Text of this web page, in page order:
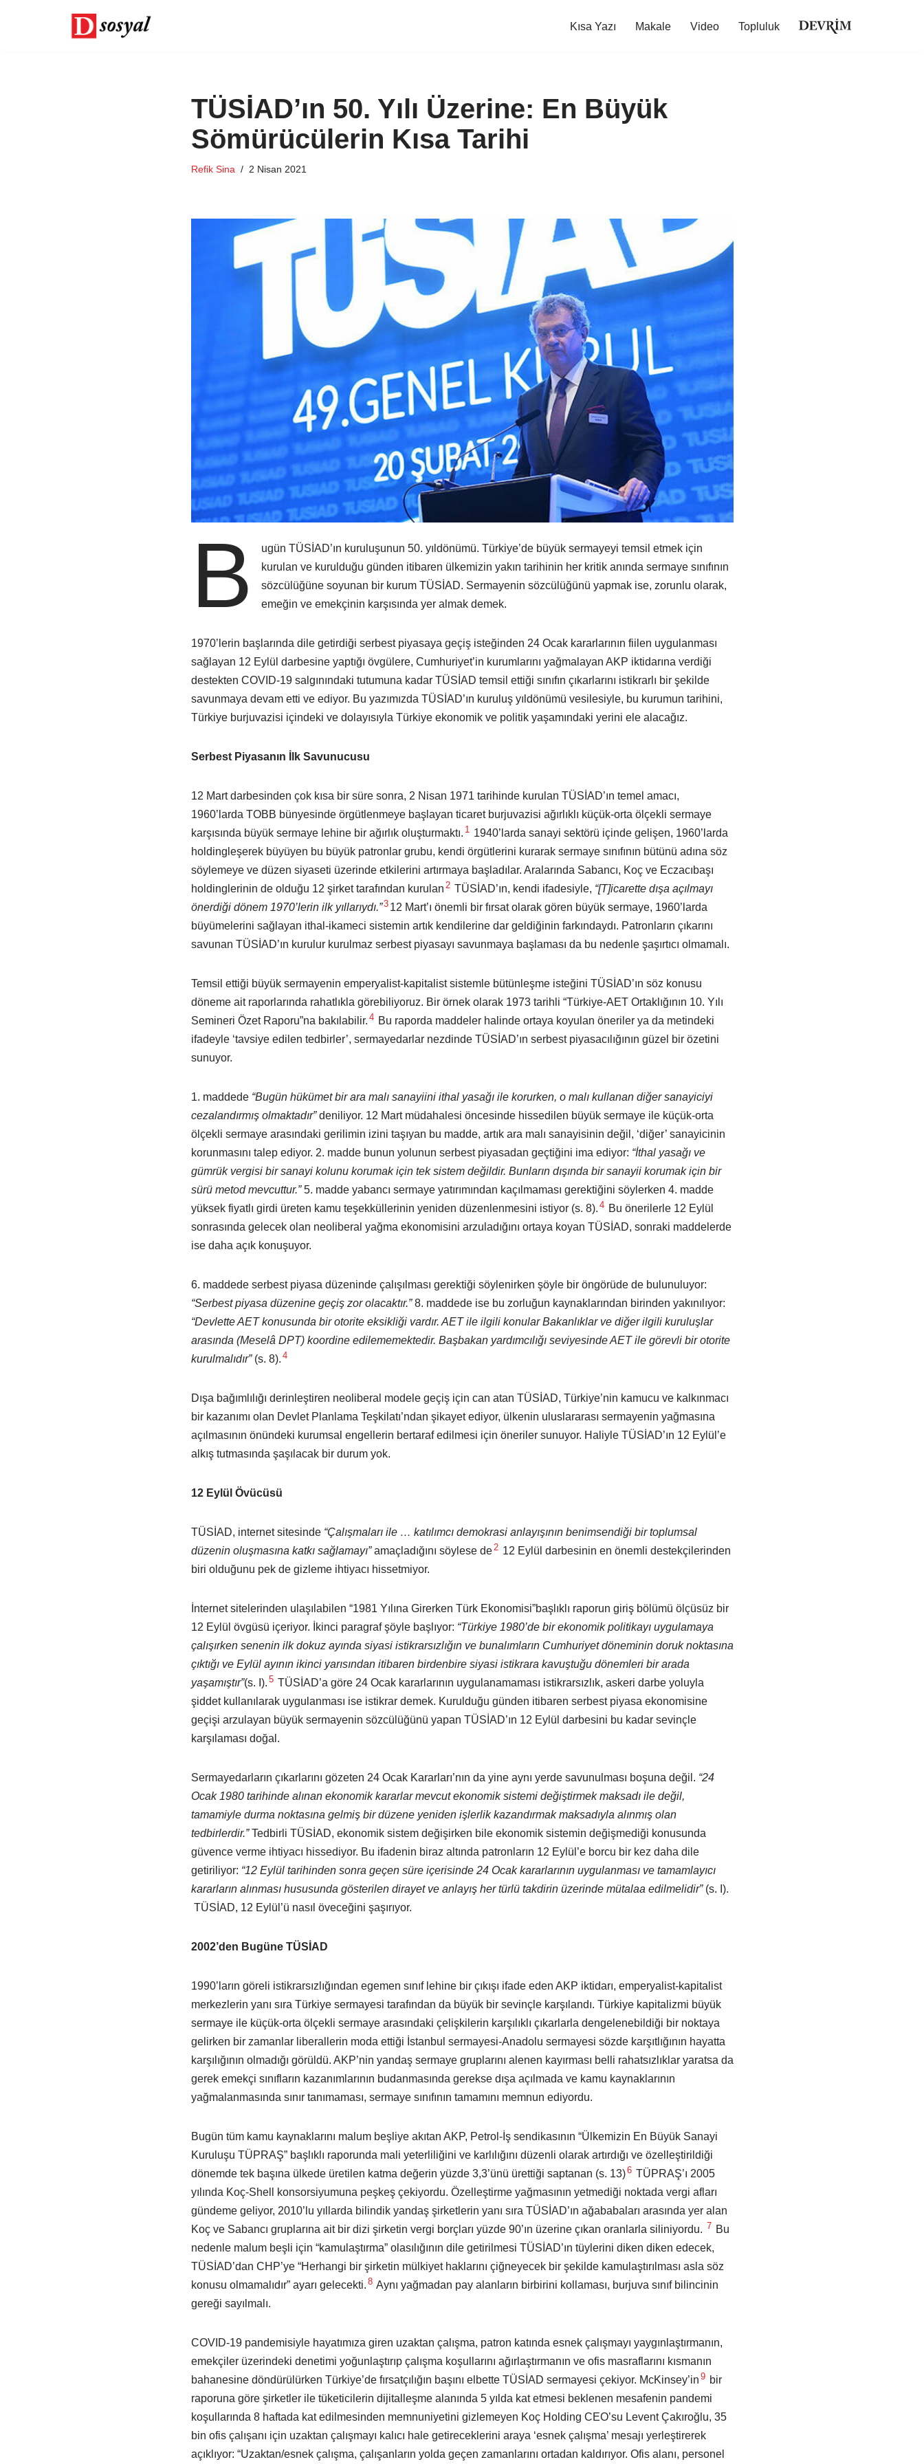
Kısa Yazı Makale Video Topluluk
TÜSİAD’ın 50. Yılı Üzerine: En Büyük
Sömürücülerin Kısa Tarihi
Refik Sina 2 Nisan 2021
B
ugün TÜSİAD’ın kuruluşunun 50. yıldönümü. Türkiye’de büyük sermayeyi temsil etmek için
kurulan ve kurulduğu günden itibaren ülkemizin yakın tarihinin her kritik anında sermaye sınıfının
sözcülüğüne soyunan bir kurum TÜSİAD. Sermayenin sözcülüğünü yapmak ise, zorunlu olarak,
emeğin ve emekçinin karşısında yer almak demek.
1970’lerin başlarında dile getirdiği serbest piyasaya geçiş isteğinden 24 Ocak kararlarının fiilen uygulanması
sağlayan 12 Eylül darbesine yaptığı övgülere, Cumhuriyet’in kurumlarını yağmalayan AKP iktidarına verdiği
destekten COVID-19 salgınındaki tutumuna kadar TÜSİAD temsil ettiği sınıfın çıkarlarını istikrarlı bir şekilde
savunmaya devam etti ve ediyor. Bu yazımızda TÜSİAD’ın kuruluş yıldönümü vesilesiyle, bu kurumun tarihini,
Türkiye burjuvazisi içindeki ve dolayısıyla Türkiye ekonomik ve politik yaşamındaki yerini ele alacağız.
Serbest Piyasanın İlk Savunucusu
12 Mart darbesinden çok kısa bir süre sonra, 2 Nisan 1971 tarihinde kurulan TÜSİAD’ın temel amacı,
1960’larda TOBB bünyesinde örgütlenmeye başlayan ticaret burjuvazisi ağırlıklı küçük-orta ölçekli sermaye
karşısında büyük sermaye lehine bir ağırlık oluşturmaktı. 1
1940’larda sanayi sektörü içinde gelişen, 1960’larda
holdingleşerek büyüyen bu büyük patronlar grubu, kendi örgütlerini kurarak sermaye sınıfının bütünü adına söz
söylemeye ve düzen siyaseti üzerinde etkilerini artırmaya başladılar. Aralarında Sabancı, Koç ve Eczacıbaşı
holdinglerinin de olduğu 12 şirket tarafından kurulan 2 TÜSİAD’ın, kendi ifadesiyle, “[T]icarette dışa açılmayı
önerdiği dönem 1970’lerin ilk yıllarıydı.”3 12 Mart’ı önemli bir fırsat olarak gören büyük sermaye, 1960’larda
büyümelerini sağlayan ithal-ikameci sistemin artık kendilerine dar geldiğinin farkındaydı. Patronların çıkarını
savunan TÜSİAD’ın kurulur kurulmaz serbest piyasayı savunmaya başlaması da bu nedenle şaşırtıcı olmamalı.
Temsil ettiği büyük sermayenin emperyalist-kapitalist sistemle bütünleşme isteğini TÜSİAD’ın söz konusu
döneme ait raporlarında rahatlıkla görebiliyoruz. Bir örnek olarak 1973 tarihli “Türkiye-AET Ortaklığının 10. Yılı
Semineri Özet Raporu”na bakılabilir. 4 Bu raporda maddeler halinde ortaya koyulan öneriler ya da metindeki
ifadeyle ‘tavsiye edilen tedbirler’, sermayedarlar nezdinde TÜSİAD’ın serbest piyasacılığının güzel bir özetini
sunuyor.
1. maddede “Bugün hükümet bir ara malı sanayiini ithal yasağı ile korurken, o malı kullanan diğer sanayiciyi
cezalandırmış olmaktadır”deniliyor. 12 Mart müdahalesi öncesinde hissedilen büyük sermaye ile küçük-orta
ölçekli sermaye arasındaki gerilimin izini taşıyan bu madde, artık ara malı sanayisinin değil, ‘diğer’ sanayicinin
korunmasını talep ediyor. 2. madde bunun yolunun serbest piyasadan geçtiğini ima ediyor: “İthal yasağı ve
gümrük vergisi bir sanayi kolunu korumak için tek sistem değildir. Bunların dışında bir sanayii korumak için bir
sürü metod mevcuttur.”5. madde yabancı sermaye yatırımından kaçılmaması gerektiğini söylerken 4. madde
yüksek fiyatlı girdi üreten kamu teşekküllerinin yeniden düzenlenmesini istiyor (s. 8). 4 Bu önerilerle 12 Eylül
sonrasında gelecek olan neoliberal yağma ekonomisini arzuladığını ortaya koyan TÜSİAD, sonraki maddelerde
ise daha açık konuşuyor.
6. maddede serbest piyasa düzeninde çalışılması gerektiği söylenirken şöyle bir öngörüde de bulunuluyor:
“Serbest piyasa düzenine geçiş zor olacaktır.”8. maddede ise bu zorluğun kaynaklarından birinden yakınılıyor:
“Devlette AET konusunda bir otorite eksikliği vardır. AET ile ilgili konular Bakanlıklar ve diğer ilgili kuruluşlar
arasında (Meselâ DPT) koordine edilememektedir. Başbakan yardımcılığı seviyesinde AET ile görevli bir otorite
kurulmalıdır”(s. 8). 4
Dışa bağımlılığı derinleştiren neoliberal modele geçiş için can atan TÜSİAD, Türkiye’nin kamucu ve kalkınmacı
bir kazanımı olan Devlet Planlama Teşkilatı’ndan şikayet ediyor, ülkenin uluslararası sermayenin yağmasına
açılmasının önündeki kurumsal engellerin bertaraf edilmesi için öneriler sunuyor. Haliyle TÜSİAD’ın 12 Eylül’e
alkış tutmasında şaşılacak bir durum yok.
12 Eylül Övücüsü
TÜSİAD, internet sitesinde “Çalışmaları ile … katılımcı demokrasi anlayışının benimsendiği bir toplumsal
düzenin oluşmasına katkı sağlamayı”amaçladığını söylese de 2 12 Eylül darbesinin en önemli destekçilerinden
biri olduğunu pek de gizleme ihtiyacı hissetmiyor.
İnternet sitelerinden ulaşılabilen “1981 Yılına Girerken Türk Ekonomisi”başlıklı raporun giriş bölümü ölçüsüz bir
12 Eylül övgüsü içeriyor. İkinci paragraf şöyle başlıyor: “Türkiye 1980’de bir ekonomik politikayı uygulamaya
çalışırken senenin ilk dokuz ayında siyasi istikrarsızlığın ve bunalımların Cumhuriyet döneminin doruk noktasına
çıktığı ve Eylül ayının ikinci yarısından itibaren birdenbire siyasi istikrara kavuştuğu dönemleri bir arada
yaşamıştır”(s. I). 5 TÜSİAD’a göre 24 Ocak kararlarının uygulanamaması istikrarsızlık, askeri darbe yoluyla
şiddet kullanılarak uygulanması ise istikrar demek. Kurulduğu günden itibaren serbest piyasa ekonomisine
geçişi arzulayan büyük sermayenin sözcülüğünü yapan TÜSİAD’ın 12 Eylül darbesini bu kadar sevinçle
karşılaması doğal.
Sermayedarların çıkarlarını gözeten 24 Ocak Kararları’nın da yine aynı yerde savunulması boşuna değil. “24
Ocak 1980 tarihinde alınan ekonomik kararlar mevcut ekonomik sistemi değiştirmek maksadı ile değil,
tamamiyle durma noktasına gelmiş bir düzene yeniden işlerlik kazandırmak maksadıyla alınmış olan
tedbirlerdir.”Tedbirli TÜSİAD, ekonomik sistem değişirken bile ekonomik sistemin değişmediği konusunda
güvence verme ihtiyacı hissediyor. Bu ifadenin biraz altında patronların 12 Eylül’e borcu bir kez daha dile
getiriliyor: “12 Eylül tarihinden sonra geçen süre içerisinde 24 Ocak kararlarının uygulanması ve tamamlayıcı
kararların alınması hususunda gösterilen dirayet ve anlayış her türlü takdirin üzerinde mütalaa edilmelidir”(s. I).
TÜSİAD, 12 Eylül’ü nasıl öveceğini şaşırıyor.
2002’den Bugüne TÜSİAD
1990’ların göreli istikrarsızlığından egemen sınıf lehine bir çıkışı ifade eden AKP iktidarı, emperyalist-kapitalist
merkezlerin yanı sıra Türkiye sermayesi tarafından da büyük bir sevinçle karşılandı. Türkiye kapitalizmi büyük
sermaye ile küçük-orta ölçekli sermaye arasındaki çelişkilerin karşılıklı çıkarlarla dengelenebildiği bir noktaya
gelirken bir zamanlar liberallerin moda ettiği İstanbul sermayesi-Anadolu sermayesi sözde karşıtlığının hayatta
karşılığının olmadığı görüldü. AKP’nin yandaş sermaye gruplarını alenen kayırması belli rahatsızlıklar yaratsa da
gerek emekçi sınıfların kazanımlarının budanmasında gerekse dışa açılmada ve kamu kaynaklarının
yağmalanmasında sınır tanımaması, sermaye sınıfının tamamını memnun ediyordu.
Bugün tüm kamu kaynaklarını malum beşliye akıtan AKP, Petrol-İş sendikasının “Ülkemizin En Büyük Sanayi
Kuruluşu TÜPRAŞ” başlıklı raporunda mali yeterliliğini ve karlılığını düzenli olarak artırdığı ve özelleştirildiği
dönemde tek başına ülkede üretilen katma değerin yüzde 3,3’ünü ürettiği saptanan (s. 13)6 TÜPRAŞ’ı 2005
yılında Koç-Shell konsorsiyumuna peşkeş çekiyordu. Özelleştirme yağmasının yetmediği noktada vergi afları
gündeme geliyor, 2010’lu yıllarda bilindik yandaş şirketlerin yanı sıra TÜSİAD’ın ağababaları arasında yer alan
Koç ve Sabancı gruplarına ait bir dizi şirketin vergi borçları yüzde 90’ın üzerine çıkan oranlarla siliniyordu. 7 Bu
nedenle malum beşli için “kamulaştırma” olasılığının dile getirilmesi TÜSİAD’ın tüylerini diken diken edecek,
TÜSİAD’dan CHP’ye “Herhangi bir şirketin mülkiyet haklarını çiğneyecek bir şekilde kamulaştırılması asla söz
konusu olmamalıdır” ayarı gelecekti. 8 Aynı yağmadan pay alanların birbirini kollaması, burjuva sınıf bilincinin
gereği sayılmalı.
COVID-19 pandemisiyle hayatımıza giren uzaktan çalışma, patron katında esnek çalışmayı yaygınlaştırmanın,
emekçiler üzerindeki denetimi yoğunlaştırıp çalışma koşullarını ağırlaştırmanın ve ofis masraflarını kısmanın
bahanesine döndürülürken Türkiye’de fırsatçılığın başını elbette TÜSİAD sermayesi çekiyor. McKinsey’in 9 bir
raporuna göre şirketler ile tüketicilerin dijitalleşme alanında 5 yılda kat etmesi beklenen mesafenin pandemi
koşullarında 8 haftada kat edilmesinden memnuniyetini gizlemeyen Koç Holding CEO’su Levent Çakıroğlu, 35
bin ofis çalışanı için uzaktan çalışmayı kalıcı hale getireceklerini araya ‘esnek çalışma’ mesajı yerleştirerek
açıklıyor: “Uzaktan/esnek çalışma, çalışanların yolda geçen zamanlarını ortadan kaldırıyor. Ofis alanı, personel